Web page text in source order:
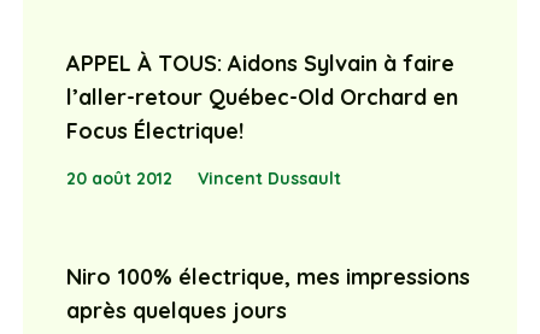
APPEL À TOUS: Aidons Sylvain à faire
l’aller-retour Québec-Old Orchard en
Focus Électrique!
20 août 2012 Vincent Dussault
Niro 100% électrique, mes impressions
après quelques jours